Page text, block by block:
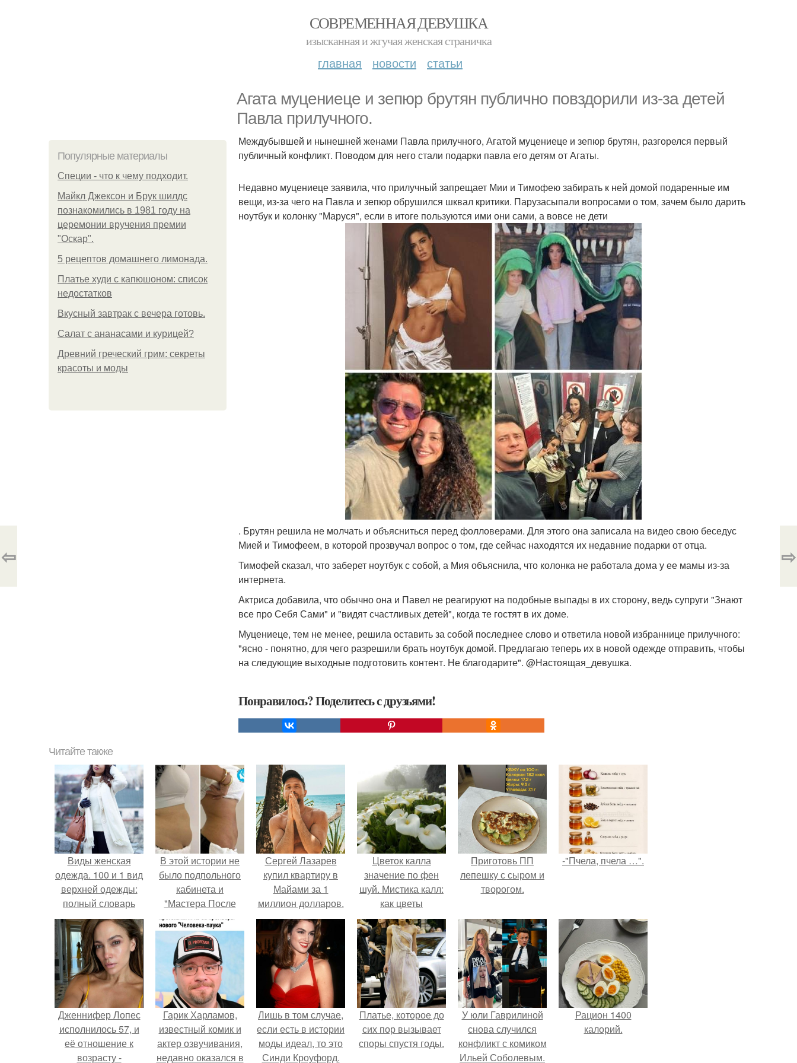
СОВРЕМЕННАЯ ДЕВУШКА
изысканная и жгучая женская страничка
главная новости статьи
Агата муцениеце и зепюр брутян публично повздорили из-за детей
Павла прилучного.
Популярные материалы
Специи - что к чему подходит.
Майкл Джексон и Брук шилдс
познакомились в 1981 году на
церемонии вручения премии
"Оскар".
5 рецептов домашнего лимонада.
Платье худи с капюшоном: список
недостатков
Вкусный завтрак с вечера готовь.
Салат с ананасами и курицей?
Древний греческий грим: секреты
красоты и моды
Междубывшей и нынешней женами Павла прилучного, Агатой муцениеце и зепюр брутян, разгорелся первый
публичный конфликт. Поводом для него стали подарки павла его детям от Агаты.
Недавно муцениеце заявила, что прилучный запрещает Мии и Тимофею забирать к ней домой подаренные им
вещи, из-за чего на Павла и зепюр обрушился шквал критики. Парузасыпали вопросами о том, зачем было дарить
ноутбук и колонку "Маруся", если в итоге пользуются ими они сами, а вовсе не дети
. Брутян решила не молчать и объясниться перед фолловерами. Для этого она записала на видео свою беседус
Мией и Тимофеем, в которой прозвучал вопрос о том, где сейчас находятся их недавние подарки от отца.
Тимофей сказал, что заберет ноутбук с собой, а Мия объяснила, что колонка не работала дома у ее мамы из-за
интернета.
Актриса добавила, что обычно она и Павел не реагируют на подобные выпады в их сторону, ведь супруги "Знают
все про Себя Сами" и "видят счастливых детей", когда те гостят в их доме.
Муцениеце, тем не менее, решила оставить за собой последнее слово и ответила новой избраннице прилучного:
"ясно - понятно, для чего разрешили брать ноутбук домой. Предлагаю теперь их в новой одежде отправить, чтобы
на следующие выходные подготовить контент. Не благодарите". @Настоящая_девушка.
Понравилось? Поделитесь с друзьями!
⇦ ⇨
Читайте также
Виды женская
одежда. 100 и 1 вид
верхней одежды:
полный словарь
видов пальто,
курток и прочего
В этой истории не
было подпольного
кабинета и
"Мастера После
Двухнедельных
Курсов".
Сергей Лазарев
купил квартиру в
Майами за 1
миллион долларов.
Цветок калла
значение по фен
шуй. Мистика калл:
как цветы
привлекают счастье
и любовь (поверья
и легенды)
Приготовь ПП
лепешку с сыром и
творогом.
-"Пчела, пчела …".
Дженнифер Лопес
исполнилось 57, и
её отношение к
возрасту -
Гарик Харламов,
известный комик и
актер озвучивания,
недавно оказался в
Лишь в том случае,
если есть в истории
моды идеал, то это
Синди Кроуфорд.
Платье, которое до
сих пор вызывает
споры спустя годы.
У юли Гаврилиной
снова случился
конфликт с комиком
Ильей Соболевым.
Рацион 1400
калорий.